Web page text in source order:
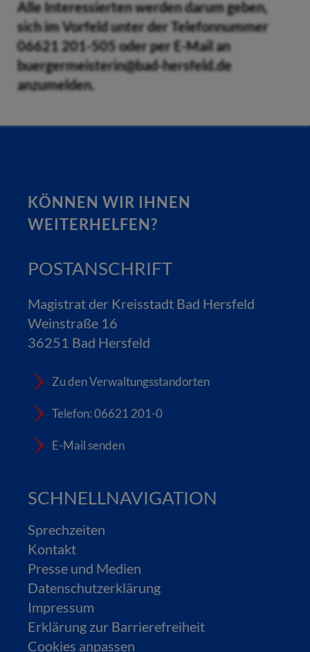
Alle Interessierten werden darum geben,
sich im Vorfeld unter der Telefonnummer
06621 201-505 oder per E-Mail an
buergermeisterin@bad-hersfeld.de
anzumelden.
KÖNNEN WIR IHNEN
WEITERHELFEN?
POSTANSCHRIFT
Magistrat der Kreisstadt Bad Hersfeld
Weinstraße 16
36251 Bad Hersfeld
Zu den Verwaltungsstandorten
Telefon: 06621 201-0
E-Mail senden
SCHNELLNAVIGATION
Sprechzeiten
Kontakt
Presse und Medien
Datenschutzerklärung
Impressum
Erklärung zur Barrierefreiheit
Cookies anpassen